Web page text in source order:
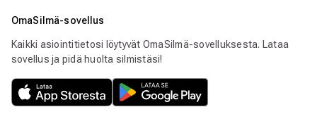
OmaSilmä-sovellus
Kaikki asiointitietosi löytyvät OmaSilmä-sovelluksesta. Lataa
sovellus ja pidä huolta silmistäsi!